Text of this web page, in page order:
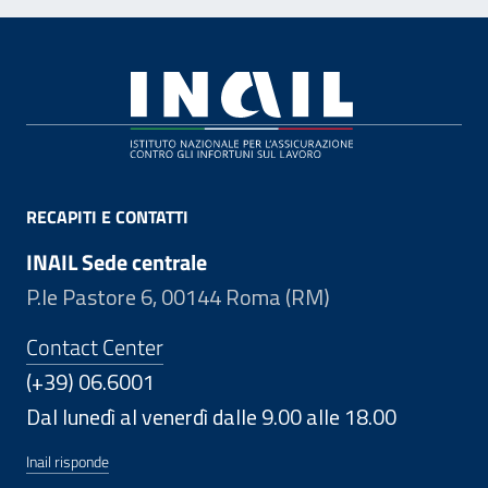
RECAPITI E CONTATTI
INAIL Sede centrale
P.le Pastore 6, 00144 Roma (RM)
Contact Center
(+39) 06.6001
Dal lunedì al venerdì dalle 9.00 alle 18.00
Inail risponde